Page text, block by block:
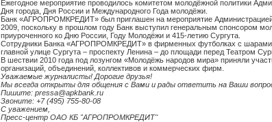
Ежегодное мероприятие проводилось комитетом молодёжной политики
Дня города, Дня России и Международного Года молодёжи.
Банк «АГРОПРОМКРЕДИТ» был приглашен на мероприятие Администрацией
2009, поскольку в прошлом году Банк выступил генеральным спонсором
приуроченного ко Дню России, Году Молодёжи и 415-летию Сургута.
Сотрудники Банка «АГРОПРОМКРЕДИТ» в фирменных футболках с шарами
главной улице Сургута – проспекту Ленина – до площади перед Театром
В шествии 2010 года под лозунгом «Молодёжь народов мира» приняли
организаций, объединений, коллективов и коммерческих фирм.
Уважаемые журналисты! Дорогие друзья!
Мы всегда открыты для общения с Вами и рады ответить на Ваши
Пишите: pressa@apkbank.ru
Звоните: +7 (495) 755-80-08
С уважением,
Пресс-центр ОAО КБ "АГРОПРОМКРЕДИТ"